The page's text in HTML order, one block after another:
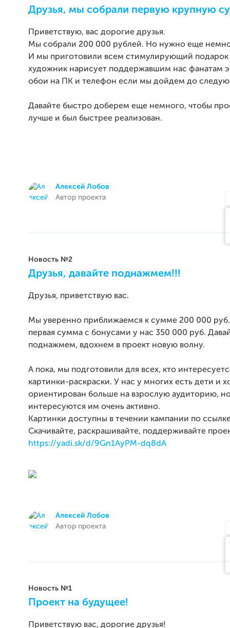
Друзья, мы собрали первую крупную
Приветствую, вас дорогие друзья.
Мы собрали 200 000 рублей. Но нужно еще
И мы приготовили всем стимулирующий
художник нарисует поддержавшим нас фанатам
обои на ПК и телефон если мы дойдем до
Давайте быстро доберем еще немного, чтобы
лучше и был быстрее реализован.
Алексей Лобов
Автор проекта
Новость №2
Друзья, давайте поднажмем!!!
Друзья, приветствую вас.
Мы уверенно приближаемся к сумме 200 000
первая сумма с бонусами у нас 350 000 руб.
поднажмем, вдохнем в проект новую волну.
А пока, мы подготовили для всех, кто
картинки-раскраски. У нас у многих есть дети и
ориентирован больше на взрослую аудиторию,
интересуются им очень активно.
Картинки доступны в течении кампании по
Скачивайте, раскрашивайте, поддерживайте
https://yadi.sk/d/9Gn1AyPM-dq8dA
Алексей Лобов
Автор проекта
Новость №1
Проект на будущее!
Приветствую вас, дорогие друзья!